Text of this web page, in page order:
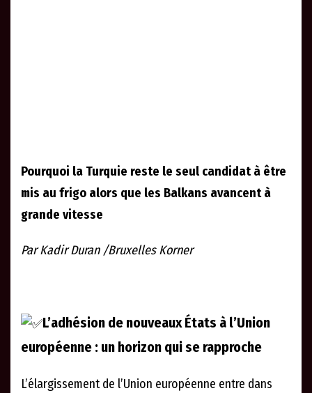
Pourquoi la Turquie reste le seul candidat à être
mis au frigo alors que les Balkans avancent à
grande vitesse
Par Kadir Duran /Bruxelles Korner
L’adhésion de nouveaux États à l’Union
européenne : un horizon qui se rapproche
L’élargissement de l’Union européenne entre dans